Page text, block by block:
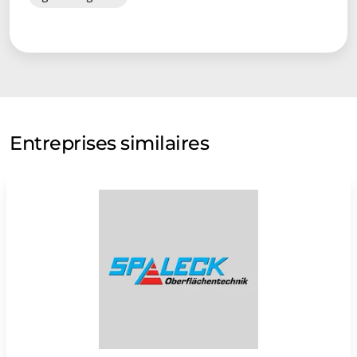
Entreprises similaires